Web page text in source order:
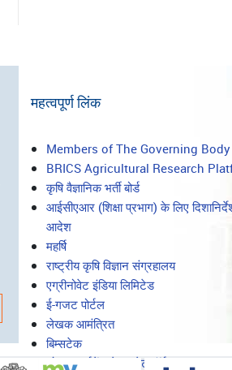
महत्वपूर्ण लिंक
Important
Links
Members of The Governing
BRICS Agricultural Research
कृषि वैज्ञानिक भर्ती बोर्ड
आईसीएआर (शिक्षा प्रभाग) के लिए
आदेश
महर्षि
राष्ट्रीय कृषि विज्ञान संग्रहालय
एग्रीनोवेट इंडिया लिमिटेड
ई-गजट पोर्टल
लेखक आमंत्रित
बिम्सटेक
ओपन गवर्नमेंट डेटा प्लेटफ़ॉर्म